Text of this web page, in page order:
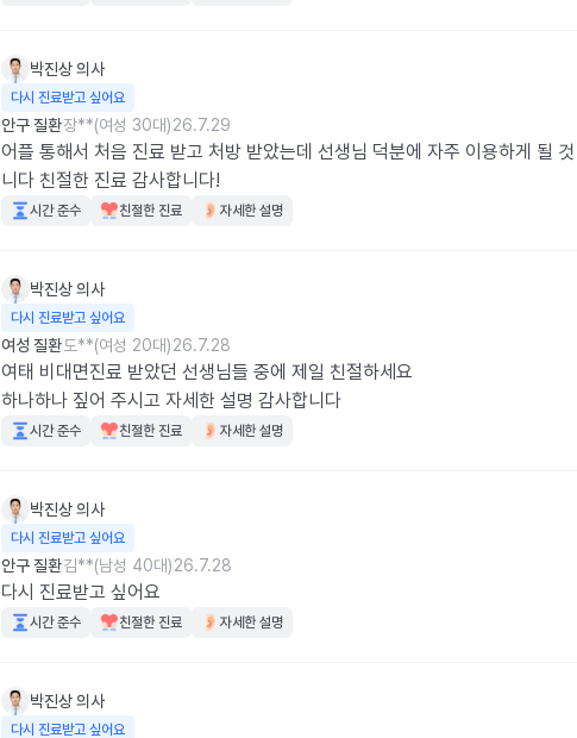
박진상의사
다시 진료받고 싶어요
안구 질환장**(여성 30대)26.7.29
어플 통해서 처음 진료 받고 처방 받았는데 선생님 덕분에 자주 이용하게 될
니다 친절한 진료 감사합니다!
시간 준수 친절한 진료 자세한 설명
박진상의사
다시 진료받고 싶어요
여성 질환도**(여성 20대)26.7.28
여태 비대면진료 받았던 선생님들 중에 제일 친절하세요
하나하나 짚어 주시고 자세한 설명 감사합니다
시간 준수 친절한 진료 자세한 설명
박진상의사
다시 진료받고 싶어요
안구 질환김**(남성 40대)26.7.28
다시 진료받고 싶어요
시간 준수 친절한 진료 자세한 설명
박진상의사
다시 진료받고 싶어요